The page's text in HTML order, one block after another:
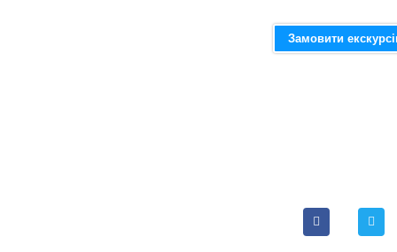
Замовити